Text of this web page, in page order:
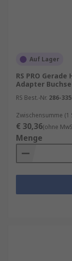
Auf Lager
RS PRO
Adapter Buchse
RS Best.-Nr. 286-
Zwischensumme (1
€ 30,36(ohne
Menge